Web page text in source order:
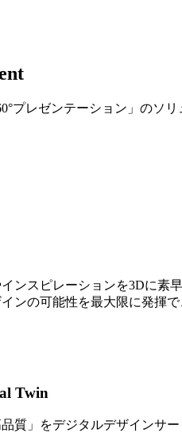
プレゼンテーション」のソリ
ンスピレーションを3Dに
ンの可能性を最大限に発揮
Twin
品質」をデジタルデザイン